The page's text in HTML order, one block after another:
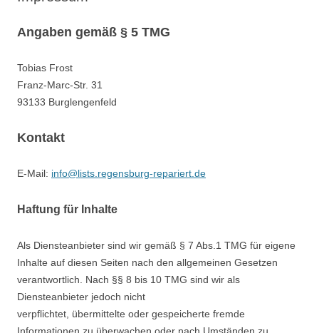
Angaben gemäß § 5 TMG
Tobias Frost
Franz-Marc-Str. 31
93133 Burglengenfeld
Kontakt
E-Mail: info@lists.regensburg-repariert.de
Haftung für Inhalte
Als Diensteanbieter sind wir gemäß § 7 Abs.1 TMG für eigene
Inhalte auf diesen Seiten nach den allgemeinen Gesetzen
verantwortlich. Nach §§ 8 bis 10 TMG sind wir als
Diensteanbieter jedoch nicht
verpflichtet, übermittelte oder gespeicherte fremde
Informationen zu überwachen oder nach Umständen zu